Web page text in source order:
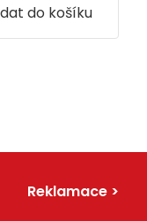
do košíku
Reklamace